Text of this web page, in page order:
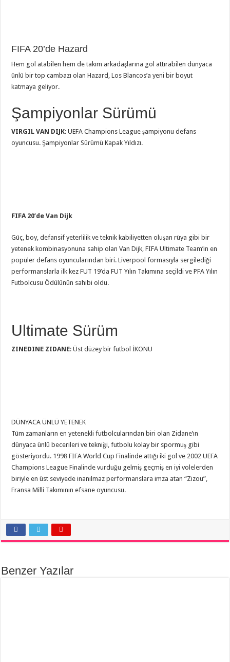
FIFA 20’de Hazard
Hem gol atabilen hem de takım arkadaşlarına gol attırabilen dünyaca
ünlü bir top cambazı olan Hazard, Los Blancos’a yeni bir boyut
katmaya geliyor.
Şampiyonlar Sürümü
VIRGIL VAN DIJK: UEFA Champions League şampiyonu defans
oyuncusu. Şampiyonlar Sürümü Kapak Yıldızı.
FIFA 20’de Van Dijk
Güç, boy, defansif yeterlilik ve teknik kabiliyetten oluşan rüya gibi bir
yetenek kombinasyonuna sahip olan Van Dijk, FIFA Ultimate Team’in en
popüler defans oyuncularından biri. Liverpool formasıyla sergilediği
performanslarla ilk kez FUT 19’da FUT Yılın Takımına seçildi ve PFA Yılın
Futbolcusu Ödülünün sahibi oldu.
Ultimate Sürüm
ZINEDINE ZIDANE: Üst düzey bir futbol İKONU
DÜNYACA ÜNLÜ YETENEK
Tüm zamanların en yetenekli futbolcularından biri olan Zidane’ın
dünyaca ünlü becerileri ve tekniği, futbolu kolay bir spormuş gibi
gösteriyordu. 1998 FIFA World Cup Finalinde attığı iki gol ve 2002 UEFA
Champions League Finalinde vurduğu gelmiş geçmiş en iyi volelerden
biriyle en üst seviyede inanılmaz performanslara imza atan “Zizou”,
Fransa Milli Takımının efsane oyuncusu.
Benzer Yazılar